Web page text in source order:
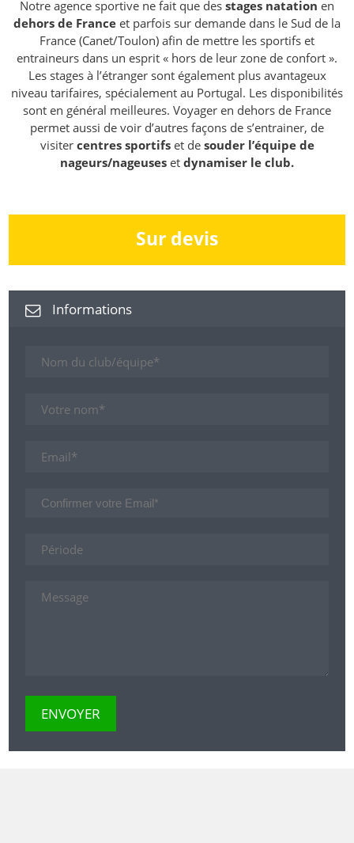
Notre agence sportive ne fait que des stages natation en
dehors de France et parfois sur demande dans le Sud de la
France (Canet/Toulon) afin de mettre les sportifs et
entraineurs dans un esprit « hors de leur zone de confort ».
Les stages à l’étranger sont également plus avantageux
niveau tarifaires, spécialement au Portugal. Les disponibilités
sont en général meilleures. Voyager en dehors de France
permet aussi de voir d’autres façons de s’entrainer, de
visiter centres sportifs et de souder l’équipe de
nageurs/nageuses et dynamiser le club.
Sur devis
Informations